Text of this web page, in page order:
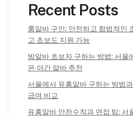
Recent Posts
룸알바 구인: 안전하고 합법적인
고 초보도 지원 가능
밤알바 초보자 구하는 방법: 서울
은 야간 알바 추천
서울에서 유흥알바 구하는 방법
급여 비교
유흥알바 안전수칙과 면접 팁: 서